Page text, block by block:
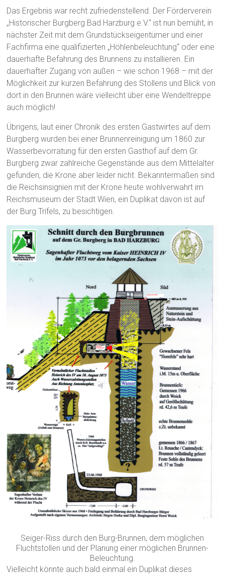
Das Ergebnis war recht zufriedenstellend. Der Förderverein
„Historischer Burgberg Bad Harzburg e.V.“ ist nun bemüht, in
nächster Zeit mit dem Grundstückseigentümer und einer
Fachfirma eine qualifizierten „Höhlenbeleuchtung“ oder eine
dauerhafte Befahrung des Brunnens zu installieren. Ein
dauerhafter Zugang von außen – wie schon 1968 – mit der
Möglichkeit zur kurzen Befahrung des Stollens und Blick von
dort in den Brunnen wäre vielleicht über eine Wendeltreppe
auch möglich!
Übrigens, laut einer Chronik des ersten Gastwirtes auf dem
Burgberg wurden bei einer Brunnenreinigung um 1860 zur
Wasserbevorratung für den ersten Gasthof auf dem Gr.
Burgberg zwar zahlreiche Gegenstände aus dem Mittelalter
gefunden, die Krone aber leider nicht. Bekanntermaßen sind
die Reichsinsignien mit der Krone heute wohlverwahrt im
Reichsmuseum der Stadt Wien, ein Duplikat davon ist auf
der Burg Trifels, zu besichtigen.
Seiger-Riss durch den Burg-Brunnen, dem möglichen
Fluchtstollen und der Planung einer möglichen Brunnen-
Beleuchtung.
Vielleicht könnte auch bald einmal ein Duplikat dieses